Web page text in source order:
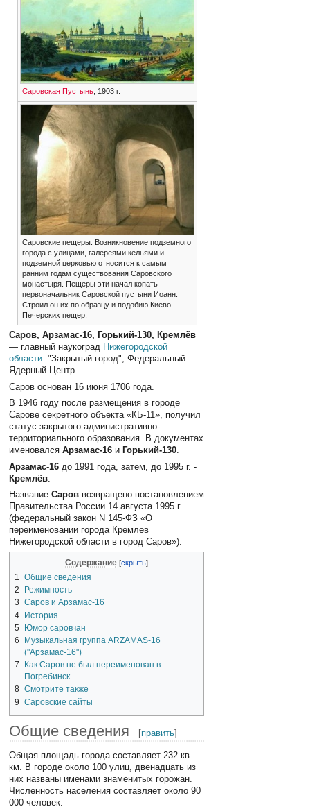
Саровская Пустынь, 1903 г.
Саровские пещеры. Возникновение подземного
города с улицами, галереями кельями и
подземной церковью относится к самым
ранним годам существования Саровского
монастыря. Пещеры эти начал копать
первоначальник Саровской пустыни Иоанн.
Строил он их по образцу и подобию Киево-
Печерских пещер.
Саров, Арзамас-16, Горький-130, Кремлёв
— главный наукоград Нижегородской
области. "Закрытый город", Федеральный
Ядерный Центр.
Саров основан 16 июня 1706 года.
В 1946 году после размещения в городе
Сарове секретного объекта «КБ-11», получил
статус закрытого административно-
территориального образования. В документах
именовался Арзамас-16 и Горький-130.
Арзамас-16 до 1991 года, затем, до 1995 г. -
Кремлёв
НазваниеСаров возвращено постановлением
Правительства России 14 августа 1995 г.
(федеральный закон N 145-ФЗ «О
переименовании города Кремлев
Нижегородской области в город Саров»).
Содержание
1
Общие сведения
2
Режимность
3
Саров и Арзамас-16
4 История
5 Юмор саровчан
6
Музыкальная группа ARZAMAS-16
("Арзамас-16")
7
Как Саров не был переименован в
Погребинск
8 Смотрите также
9
Саровские сайты
Общие сведения [править]
Общая площадь города составляет 232 кв.
км. В городе около 100 улиц, двенадцать из
них названы именами знаменитых горожан.
Численность населения составляет около 90
000 человек.